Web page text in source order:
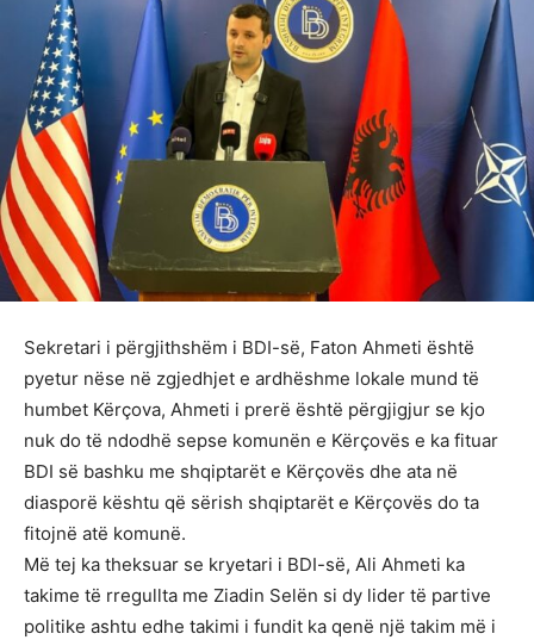
Sekretari i përgjithshëm i BDI-së, Faton Ahmeti është
pyetur nëse në zgjedhjet e ardhëshme lokale mund të
humbet Kërçova, Ahmeti i prerë është përgjigjur se kjo
nuk do të ndodhë sepse komunën e Kërçovës e ka fituar
BDI së bashku me shqiptarët e Kërçovës dhe ata në
diasporë kështu që sërish shqiptarët e Kërçovës do ta
fitojnë atë komunë.
Më tej ka theksuar se kryetari i BDI-së, Ali Ahmeti ka
takime të rregullta me Ziadin Selën si dy lider të partive
politike ashtu edhe takimi i fundit ka qenë një takim më i